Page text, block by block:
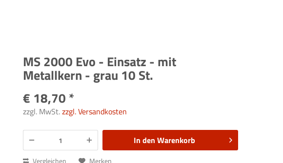
MS 2000 Evo - Einsatz - mit
Metallkern - grau 10 St.
€ 18,70 *
zzgl. MwSt.zzgl. Versandkosten
In den Warenkorb
Vergleichen Merken